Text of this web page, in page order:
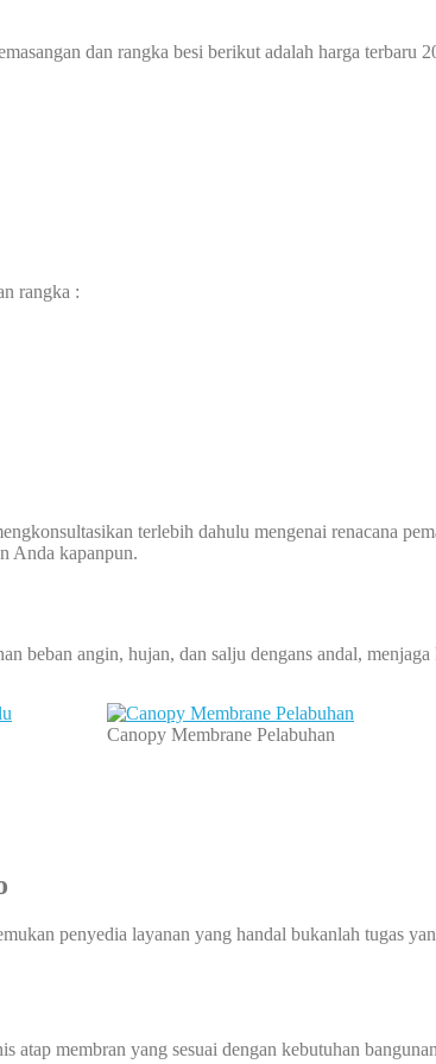
dan rangka besi berikut adalah harga terbaru
rangka :
terlebih dahulu mengenai renacana
Anda kapanpun.
beban angin, hujan, dan salju dengans andal,
Canopy Membrane Pelabuhan
penyedia layanan yang handal bukanlah tugas
membran yang sesuai dengan kebutuhan